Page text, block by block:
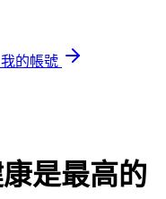
我的帳號
是最高的